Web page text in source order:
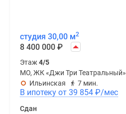
студия 30,00 м2
8 400 000 ₽
Этаж4/5
МО, ЖК «Джи Три Театральный»
Ильинская
7 мин.
В ипотеку от 39 854 ₽/мес
Сдан